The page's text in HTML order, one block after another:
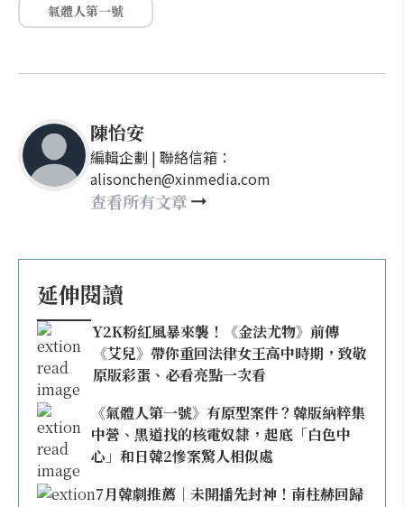
氣體人第一號
陳怡安
編輯企劃 | 聯絡信箱：
alisonchen@xinmedia.com
查看所有文章
延伸閱讀
Y2K粉紅風暴來襲！《金法尤物》前傳
《艾兒》帶你重回法律女王高中時期，致敬
原版彩蛋、必看亮點一次看
《氣體人第一號》有原型案件？韓版納粹集
中營、黑道找的核電奴隸，起底「白色中
心」和日韓2慘案驚人相似處
7月韓劇推薦｜未開播先封神！南柱赫回歸